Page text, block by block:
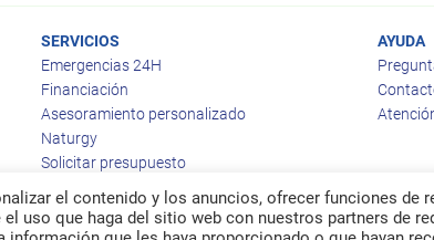
SERVICIOS
Emergencias 24H
Financiación
Asesoramiento personalizado
Naturgy
Solicitar presupuesto
AYUDA
el contenido y los anuncios, ofrecer funciones de
uso que haga del sitio web con nuestros partners de